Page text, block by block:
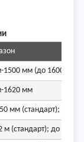
1500 мм (до 1600 мм в
1620 мм
мм (стандарт); до
м (стандарт); до 18 м